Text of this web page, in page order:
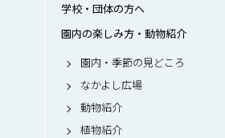
学校・団体の方へ
園内の楽しみ方・動物紹介
園内・季節の見どころ
なかよし広場
動物紹介
植物紹介